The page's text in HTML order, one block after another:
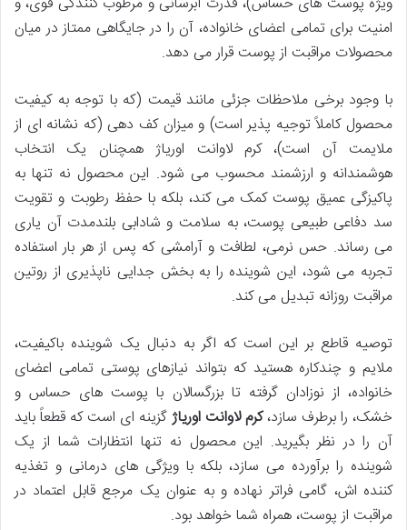
امنیت برای تمامی اعضای خانواده، آن را در جایگاهی ممتاز در میان
محصولات مراقبت از پوست قرار می دهد.
با وجود برخی ملاحظات جزئی مانند قیمت (که با توجه به کیفیت
محصول کاملاً توجیه پذیر است) و میزان کف دهی (که نشانه ای از
ملایمت آن است)، کرم لاوانت اوریاژ همچنان یک انتخاب
هوشمندانه و ارزشمند محسوب می شود. این محصول نه تنها به
پاکیزگی عمیق پوست کمک می کند، بلکه با حفظ رطوبت و تقویت
سد دفاعی طبیعی پوست، به سلامت و شادابی بلندمدت آن یاری
می رساند. حس نرمی، لطافت و آرامشی که پس از هر بار استفاده
تجربه می شود، این شوینده را به بخش جدایی ناپذیری از روتین
مراقبت روزانه تبدیل می کند.
توصیه قاطع بر این است که اگر به دنبال یک شوینده باکیفیت،
ملایم و چندکاره هستید که بتواند نیازهای پوستی تمامی اعضای
خانواده، از نوزادان گرفته تا بزرگسالان با پوست های حساس و
خشک، را برطرف سازد،کرم لاوانت اوریاژگزینه ای است که قطعاً باید
آن را در نظر بگیرید. این محصول نه تنها انتظارات شما از یک
شوینده را برآورده می سازد، بلکه با ویژگی های درمانی و تغذیه
کننده اش، گامی فراتر نهاده و به عنوان یک مرجع قابل اعتماد در
مراقبت از پوست، همراه شما خواهد بود.